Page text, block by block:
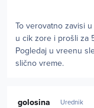
To verovatno zavisi
u cik zore i prošli za
Pogledaj u vreenu
slično vreme.
golosina Urednik